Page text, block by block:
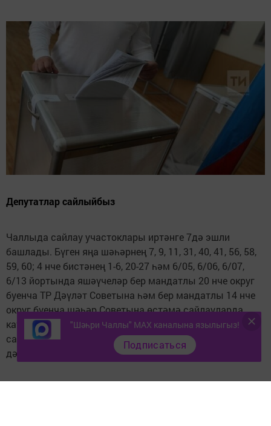
Депутатлар сайлыйбыз
Чаллыда сайлау участоклары иртәнге 7дә эшли
башлады. Бүген яңа шәһәрнең 7, 9, 11, 31, 40, 41, 56, 58,
59, 60; 4 нче бистәнең 1-6, 20-27 һәм 6/05, 6/06, 6/07,
6/13 йортында яшәүчеләр бер мандатлы 20 нче округ
буенча ТР Дәүләт Советына һәм бер мандатлы 14 нче
округ буенча шәһәр Советына өстәмә сайлауларда
катнашалар. Тавыш бирү яшәү урыны буенча участок
сайлау комиссияләрендә кичке 20 сәгатькә кадәр
дәвам итә.
"Шәһри Чаллы" MAX каналына язылыгыз!
Подписаться